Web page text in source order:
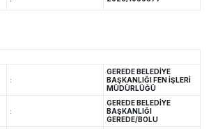
:
GEREDE BELEDİYE
BAŞKANLIĞI FEN İŞLERİ
MÜDÜRLÜĞÜ
:
GEREDE BELEDİYE
BAŞKANLIĞI
GEREDE/BOLU